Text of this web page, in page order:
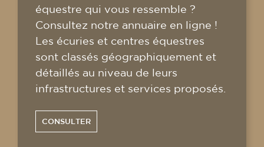
équestre qui vous ressemble ?
Consultez notre annuaire en ligne !
Les écuries et centres équestres
sont classés géographiquement et
détaillés au niveau de leurs
infrastructures et services proposés.
CONSULTER